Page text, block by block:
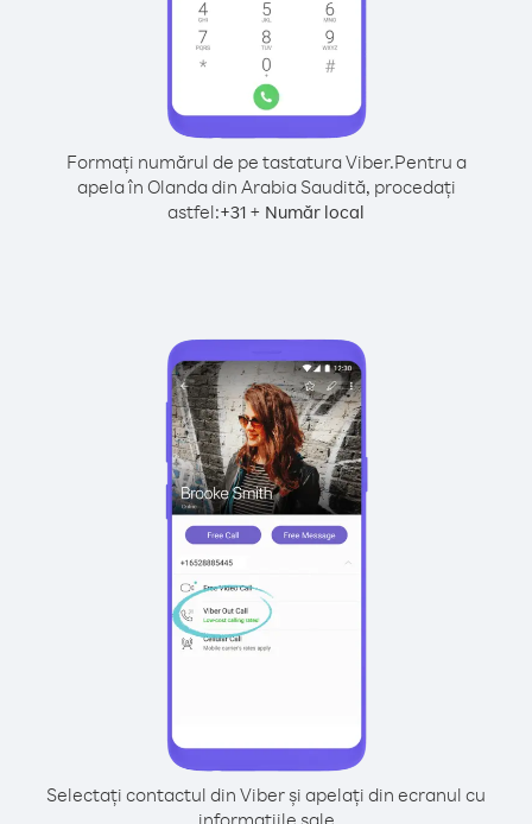
Formați numărul de pe tastatura Viber.Pentru a
apela în Olanda din Arabia Saudită, procedați
astfel:+31 + Număr local
Selectați contactul din Viber și apelați din ecranul cu
informațiile sale